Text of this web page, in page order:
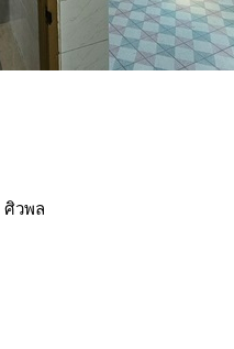
ศิวพล